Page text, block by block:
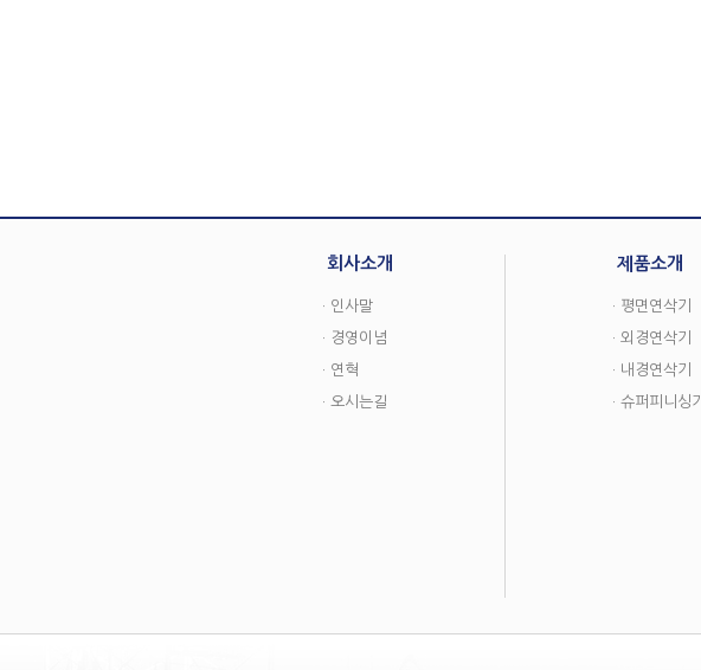
회사소개
· 인사말
· 경영이념
· 연혁
· 오시는길
제품소개
· 평면연삭기
· 외경연삭기
· 내경연삭기
· 슈퍼피니싱기